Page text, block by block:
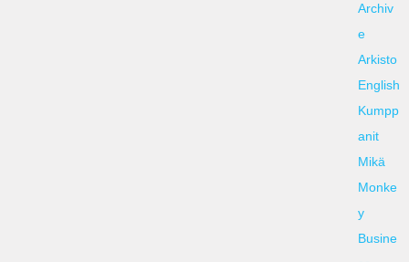
Archiv
e
Arkisto
English
Kumpp
anit
Mikä
Monke
y
Busine